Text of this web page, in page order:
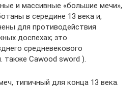
и массивные «большие мечи»,
в середине 13 века и,
для противодействия
доспехах; это
средневекового
также Cawood sword ).
типичный для конца 13 века.